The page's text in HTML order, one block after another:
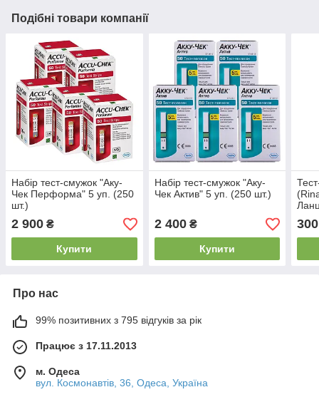
Подібні товари компанії
Набір тест-смужок "Аку-
Чек Перформа" 5 уп. (250
шт.)
2 900 ₴
Купити
Набір тест-смужок "Аку-
Чек Актив" 5 уп. (250 шт.)
2 400₴
Купити
300
Про нас
99% позитивних з 795 відгуків за рік
Працює з 17.11.2013
м. Одеса
вул. Космонавтів, 36, Одеса, Україна